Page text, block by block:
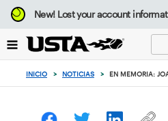
Enfoque
desde
botón
volver
principio
New!Lost your account
INICIO > NOTICIAS > EN MEMORIA: